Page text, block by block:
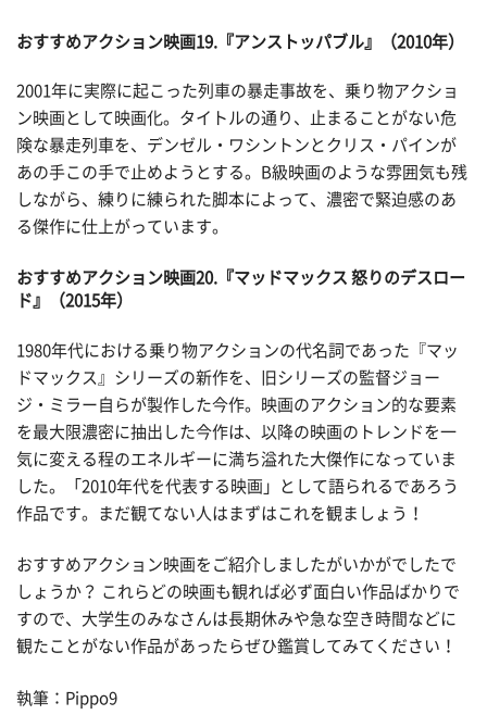
おすすめアクション映画19.『アンストッパブル』（2010年）
2001年に実際に起こった列車の暴走事故を、乗り物アクショ
ン映画として映画化。タイトルの通り、止まることがない危
険な暴走列車を、デンゼル・ワシントンとクリス・パインが
あの手この手で止めようとする。B級映画のような雰囲気も残
しながら、練りに練られた脚本によって、濃密で緊迫感のあ
る傑作に仕上がっています。
おすすめアクション映画20.『マッドマックス 怒りのデスロー
ド』（2015年）
1980年代における乗り物アクションの代名詞であった『マッ
ドマックス』シリーズの新作を、旧シリーズの監督ジョー
ジ・ミラー自らが製作した今作。映画のアクション的な要素
を最大限濃密に抽出した今作は、以降の映画のトレンドを一
気に変える程のエネルギーに満ち溢れた大傑作になっていま
した。「2010年代を代表する映画」として語られるであろう
作品です。まだ観てない人はまずはこれを観ましょう！
おすすめアクション映画をご紹介しましたがいかがでしたで
しょうか？ これらどの映画も観れば必ず面白い作品ばかりで
すので、大学生のみなさんは長期休みや急な空き時間などに
観たことがない作品があったらぜひ鑑賞してみてください！
執筆：Pippo9